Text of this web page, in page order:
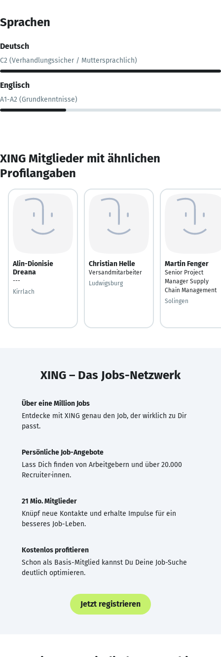
Sprachen
Deutsch
C2 (Verhandlungssicher / Muttersprachlich)
Englisch
A1-A2 (Grundkenntnisse)
XING Mitglieder mit ähnlichen
Profilangaben
Alin-Dionisie
Dreana
---
Kirrlach
Christian Helle
Versandmitarbeiter
Ludwigsburg
Martin Fenger
Senior Project
Manager Supply
Chain Management
Solingen
XING – Das Jobs-Netzwerk
Über eine Million Jobs
Entdecke mit XING genau den Job, der wirklich zu Dir
passt.
Persönliche Job-Angebote
Lass Dich finden von Arbeitgebern und über 20.000
Recruiter·innen.
21 Mio. Mitglieder
Knüpf neue Kontakte und erhalte Impulse für ein
besseres Job-Leben.
Kostenlos profitieren
Schon als Basis-Mitglied kannst Du Deine Job-Suche
deutlich optimieren.
Jetzt registrieren